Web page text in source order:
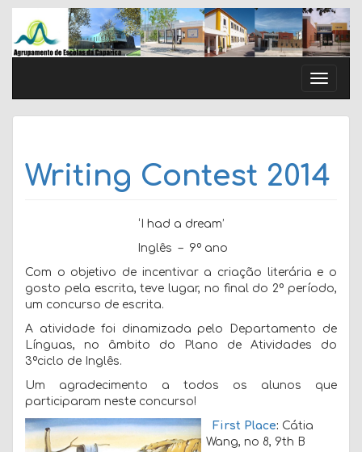
Skip
content
Toggle
Writing Contest 2014
‘I had a dream’
Inglês – 9º ano
Com o objetivo de incentivar a criação literária e o
gosto pela escrita, teve lugar, no final do 2º período,
um concurso de escrita.
A atividade foi dinamizada pelo Departamento de
Línguas, no âmbito do Plano de Atividades do
3ºciclo de Inglês.
Um agradecimento a todos os alunos que
participaram neste concurso!
First Place: Cátia
Wang, no 8, 9th B